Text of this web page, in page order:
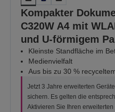
Kompakter
C320W A4 mit
und U-förmigem
Kleinste Standfläche im
Medienvielfalt
Aus bis zu 30 %
Jetzt 3 Jahre erweiterten
sichern. Es gelten die
Aktivieren Sie Ihren erweiterten